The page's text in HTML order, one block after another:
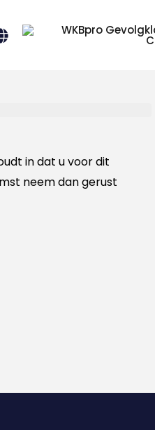
in dat u voor dit
neem dan gerust